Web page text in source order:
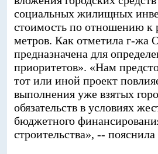
социальных жилищных
стоимость по отношению к
метров. Как отметила г-жа
предназначена для
приоритетов». «Нам
тот или иной проект
выполнения уже взятых
обязательств в условиях
бюджетного
строительства», --